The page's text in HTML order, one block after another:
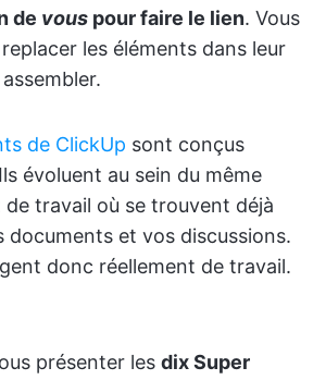
de vous pour faire le lien. Vous
les éléments dans leur
de ClickUp sont conçus
évoluent au sein du même
travail où se trouvent déjà
documents et vos discussions.
donc réellement de travail.
présenter les dix Super